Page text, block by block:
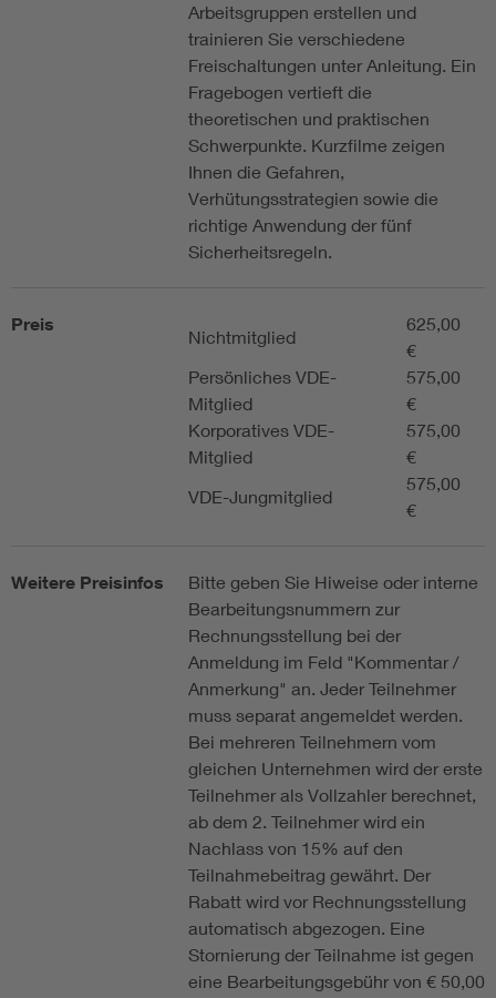
Arbeitsgruppen erstellen und
trainieren Sie verschiedene
Freischaltungen unter Anleitung. Ein
Fragebogen vertieft die
theoretischen und praktischen
Schwerpunkte. Kurzfilme zeigen
Ihnen die Gefahren,
Verhütungsstrategien sowie die
richtige Anwendung der fünf
Sicherheitsregeln.
Preis
Nichtmitglied
625,00
€
Persönliches VDE-
Mitglied
575,00
€
Korporatives VDE-
Mitglied
575,00
€
VDE-Jungmitglied
575,00
€
Weitere Preisinfos
Bitte geben Sie Hiweise oder interne
Bearbeitungsnummern zur
Rechnungsstellung bei der
Anmeldung im Feld "Kommentar /
Anmerkung" an. Jeder Teilnehmer
muss separat angemeldet werden.
Bei mehreren Teilnehmern vom
gleichen Unternehmen wird der erste
Teilnehmer als Vollzahler berechnet,
ab dem 2. Teilnehmer wird ein
Nachlass von 15% auf den
Teilnahmebeitrag gewährt. Der
Rabatt wird vor Rechnungsstellung
automatisch abgezogen. Eine
Stornierung der Teilnahme ist gegen
eine Bearbeitungsgebühr von € 50,00